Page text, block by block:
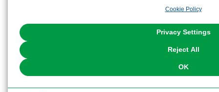
the use of all Cookies except for Strictly Necessary Cookies, please
You can change your consent or rejection settings at any time via
Cookie Policy
Privacy Settings
Reject All
OK